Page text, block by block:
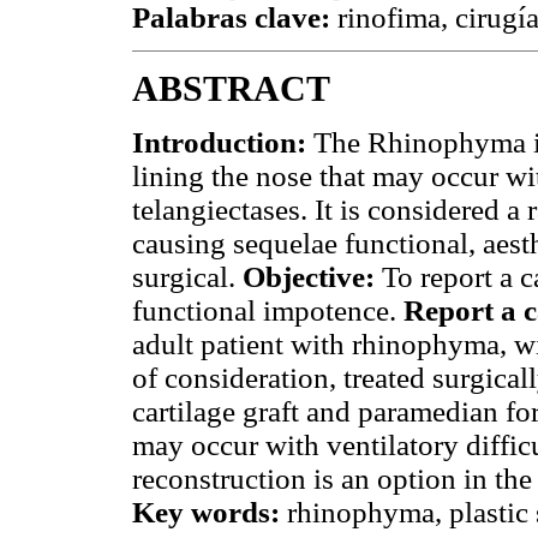
Palabras clave: rinofima,
ABSTRACT
Introduction: The Rhinophyma
lining the nose that may occur
telangiectases. It is considered a
causing sequelae functional,
surgical. Objective: To report a
functional impotence. Report a
adult patient with rhinophyma,
of consideration, treated
cartilage graft and paramedian
may occur with ventilatory
reconstruction is an option in the
Key words: rhinophyma, plastic